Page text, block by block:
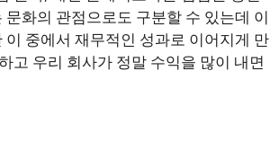
화의 관점으로도 구분할 수 있는데 이
중에서 재무적인 성과로 이어지게 만
고 우리 회사가 정말 수익을 많이 내면